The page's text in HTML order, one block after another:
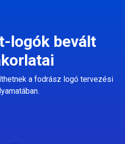
logók bevált
a fodrász logó tervezési